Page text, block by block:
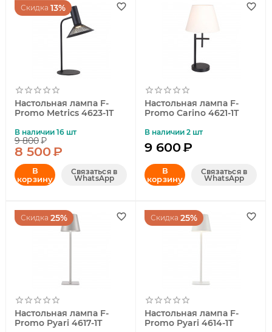
Скидка 13%
Настольная лампа F-
Promo Metrics 4623-1T
В наличии 16 шт
9 800₽
8 500₽
В
корзину
Связаться в
WhatsApp
Настольная лампа F-
Promo Carino 4621-1T
В наличии 2 шт
9 600₽
В
корзину
Связаться в
WhatsApp
Скидка 25%
Настольная лампа F-
Promo Pyari 4617-1T
Скидка 25%
Настольная лампа F-
Promo Pyari 4614-1T